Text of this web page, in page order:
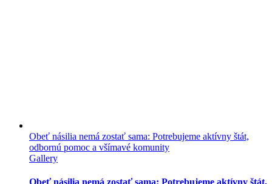
Obeť násilia nemá zostať sama: Potrebujeme aktívny štát,
odbornú pomoc a všímavé komunity
Gallery